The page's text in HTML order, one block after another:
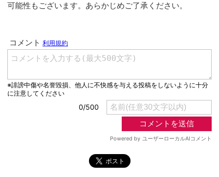
可能性もございます。あらかじめご了承ください。